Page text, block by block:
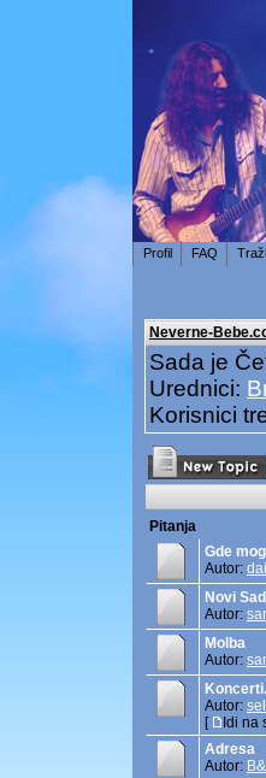
Profil FAQ Traži
Neverne-
Sada je
Urednici:
Korisnici
Pitanja
Gde
Autor:
Novi
Autor:
Molba
Autor:
Autor:
[
Idi na
Adresa
Autor: